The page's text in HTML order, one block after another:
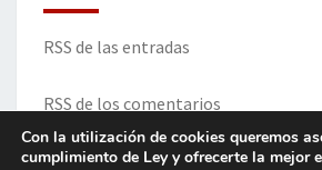
RSS de las entradas
RSS de los comentarios
Con la utilización de cookies queremos
cumplimiento de Ley y ofrecerte la mejor